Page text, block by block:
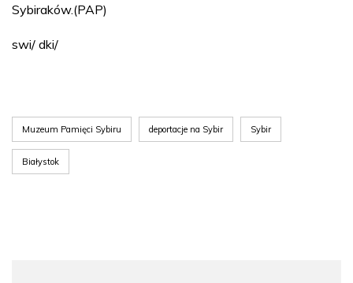
Sybiraków.(PAP)
swi/ dki/
Muzeum Pamięci Sybiru deportacje na Sybir Sybir
Białystok